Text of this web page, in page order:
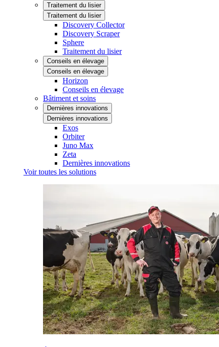
Traitement du lisier
Traitement du lisier
Discovery Collector
Discovery Scraper
Sphere
Traitement du lisier
Conseils en élevage
Conseils en élevage
Horizon
Conseils en élevage
Bâtiment et soins
Dernières innovations
Dernières innovations
Exos
Orbiter
Juno Max
Zeta
Dernières innovations
Voir toutes les solutions